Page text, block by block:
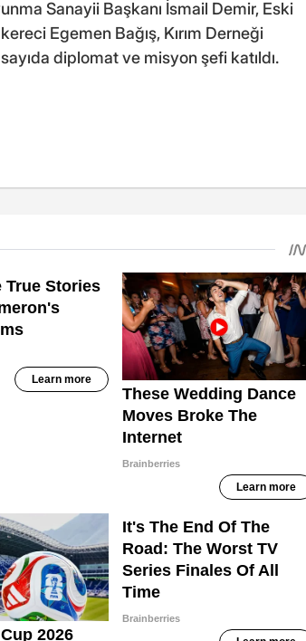
Sanayii Başkanı İsmail Demir, Eski
Egemen Bağış, Kırım Derneği
diplomat ve misyon şefi katıldı.